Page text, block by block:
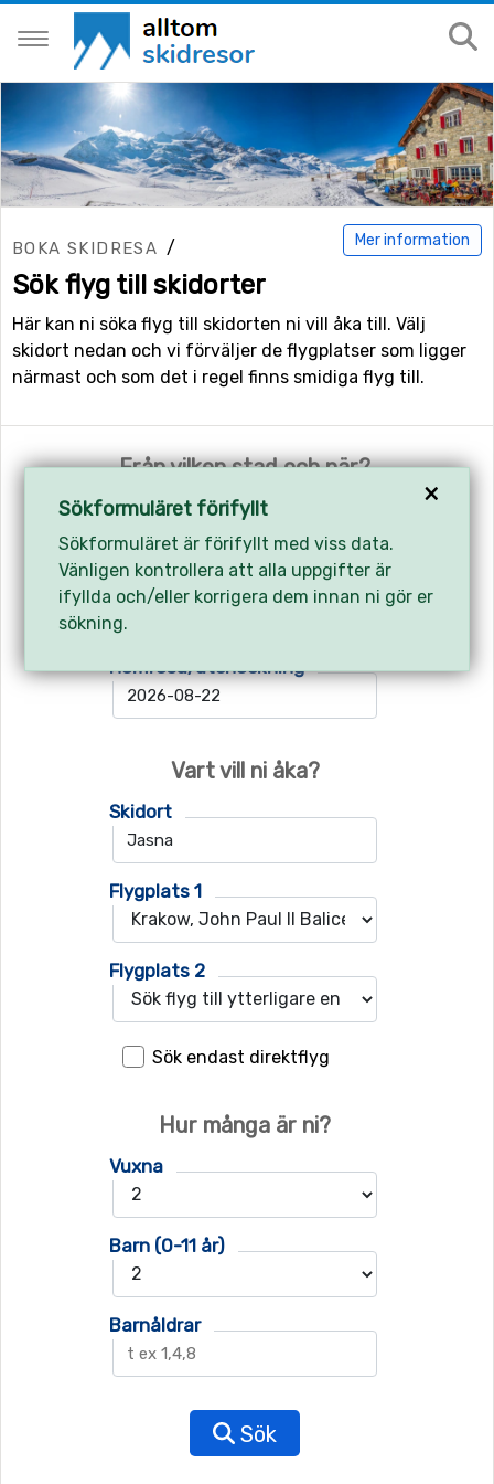
Mer information
BOKA SKIDRESA /
Sök flyg till skidorter
Här kan ni söka flyg till skidorten ni vill åka till. Välj
skidort nedan och vi förväljer de flygplatser som ligger
närmast och som det i regel finns smidiga flyg till.
Från vilken stad och när?
Avreseort
Utresa/incheckning
Hemresa/utcheckning
Vart vill ni åka?
Skidort
Flygplats 1
Flygplats 2
Sök endast direktflyg
Hur många är ni?
Vuxna
Barn (0-11 år)
Barnåldrar
Sök
×
Sökformuläret förifyllt
Sökformuläret är förifyllt med viss data.
Vänligen kontrollera att alla uppgifter är
ifyllda och/eller korrigera dem innan ni gör er
sökning.